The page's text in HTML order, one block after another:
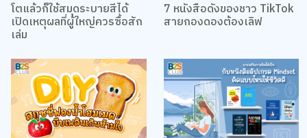
โตแล้วก็ใช้สมุดระบายสีได้
เปิดเหตุผลที่ผู้ใหญ่ควรซื้อสัก
เล่ม
7 หนังสือดังของชาว TikTok
สายกองดองต้องเลิฟ